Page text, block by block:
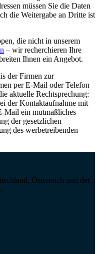
müssen Sie die Daten
die Weitergabe an Dritte ist
die nicht in unserem
– wir recherchieren Ihre
Ihnen ein Angebot.
der Firmen zur
per E-Mail oder Telefon
aktuelle Rechtsprechung:
der Kontaktaufnahme mit
Mail ein mutmaßliches
der gesetzlichen
des werbetreibenden
Österreich und der